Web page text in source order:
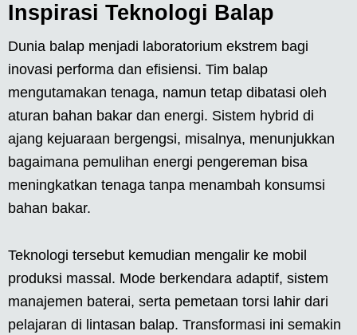
Inspirasi Teknologi Balap
Dunia balap menjadi laboratorium ekstrem bagi
inovasi performa dan efisiensi. Tim balap
mengutamakan tenaga, namun tetap dibatasi oleh
aturan bahan bakar dan energi. Sistem hybrid di
ajang kejuaraan bergengsi, misalnya, menunjukkan
bagaimana pemulihan energi pengereman bisa
meningkatkan tenaga tanpa menambah konsumsi
bahan bakar.
Teknologi tersebut kemudian mengalir ke mobil
produksi massal. Mode berkendara adaptif, sistem
manajemen baterai, serta pemetaan torsi lahir dari
pelajaran di lintasan balap. Transformasi ini semakin